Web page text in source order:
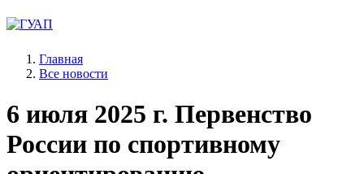
Главная
Все новости
6 июля 2025 г. Первенство
России по спортивному